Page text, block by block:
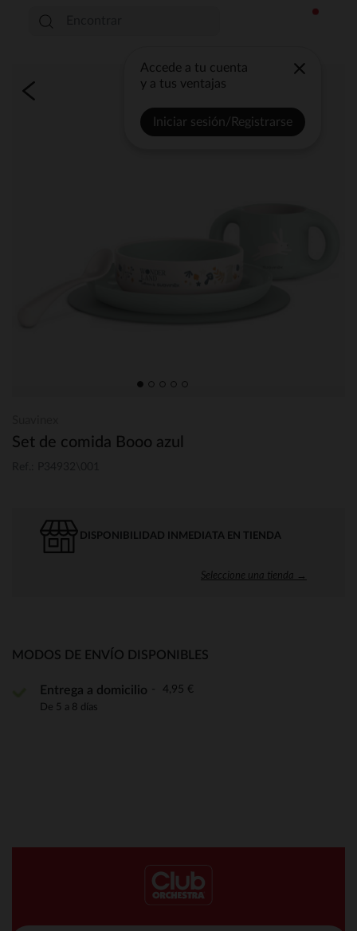
Accede a tu cuenta
y a tus ventajas
Iniciar sesión/Registrarse
Set de comida Booo azul
DISPONIBILIDAD INMEDIATA EN TIENDA
Seleccione una tienda →
MODOS DE ENVÍO DISPONIBLES
Entrega a domicilio 4,95 €
De 5 a 8 días